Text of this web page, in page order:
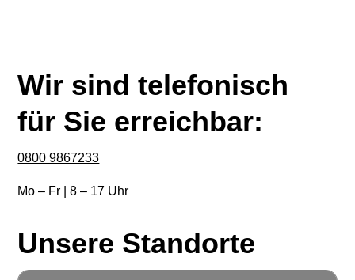
Wir sind telefonisch
für Sie erreichbar:
0800 9867233
Mo – Fr | 8 – 17 Uhr
Unsere Standorte